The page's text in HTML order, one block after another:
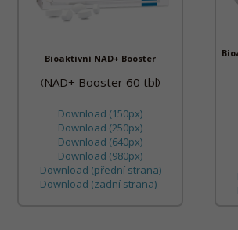
Bioaktivní NAD+ Booster
( NAD+ Booster 60 tbl)
Download (150px)
Download (250px)
Download (640px)
Download (980px)
Download (přední strana)
Download (zadní strana)